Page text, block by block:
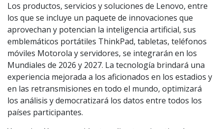
Los productos, servicios y soluciones de Lenovo, entre
los que se incluye un paquete de innovaciones que
aprovechan y potencian la inteligencia artificial, sus
emblemáticos portátiles ThinkPad, tabletas, teléfonos
móviles Motorola y servidores, se integrarán en los
Mundiales de 2026 y 2027. La tecnología brindará una
experiencia mejorada a los aficionados en los estadios y
en las retransmisiones en todo el mundo, optimizará
los análisis y democratizará los datos entre todos los
países participantes.